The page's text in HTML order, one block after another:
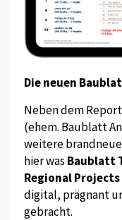
Die neuen
Neben dem Report
(ehem. Baublatt
weitere
hier was Baublatt
Regional Projects
digital, prägnant
gebracht.